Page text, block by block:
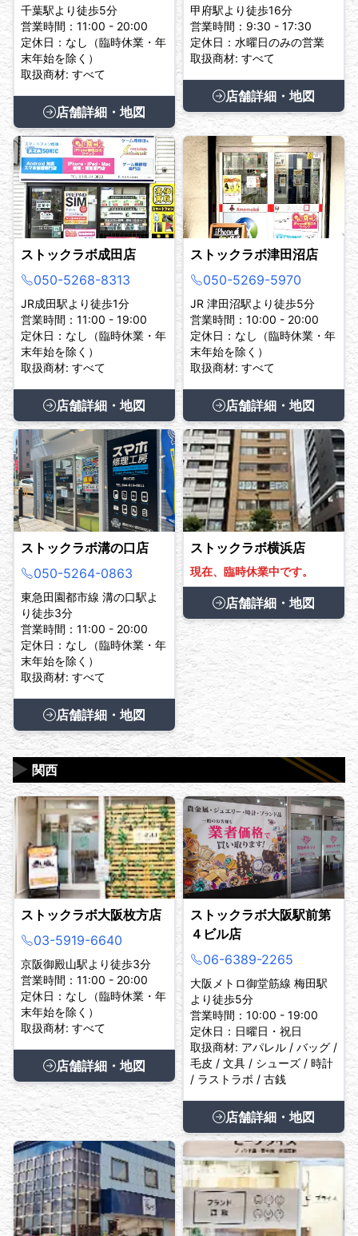
千葉駅より徒歩5分
営業時間：11:00 - 20:00
定休日：なし（臨時休業・年
末年始を除く）
取扱商材: すべて
店舗詳細・地図
甲府駅より徒歩16分
営業時間：9:30 - 17:30
定休日：水曜日のみの営業
取扱商材: すべて
店舗詳細・地図
ストックラボ成田店
050-5268-8313
JR成田駅より徒歩1分
営業時間：11:00 - 19:00
定休日：なし（臨時休業・年
末年始を除く）
取扱商材: すべて
店舗詳細・地図
ストックラボ津田沼店
050-5269-5970
JR 津田沼駅より徒歩5分
営業時間：10:00 - 20:00
定休日：なし（臨時休業・年
末年始を除く）
取扱商材: すべて
店舗詳細・地図
ストックラボ溝の口店
050-5264-0863
東急田園都市線 溝の口駅よ
り徒歩3分
営業時間：11:00 - 20:00
定休日：なし（臨時休業・年
末年始を除く）
取扱商材: すべて
店舗詳細・地図
ストックラボ横浜店
現在、臨時休業中です。
店舗詳細・地図
関西
▶
ストックラボ大阪枚方店
03-5919-6640
京阪御殿山駅より徒歩3分
営業時間：11:00 - 20:00
定休日：なし（臨時休業・年
末年始を除く）
取扱商材: すべて
店舗詳細・地図
ストックラボ大阪駅前第
４ビル店
06-6389-2265
大阪メトロ御堂筋線 梅田駅
より徒歩5分
営業時間：10:00 - 19:00
定休日：日曜日・祝日
取扱商材: アパレル / バッグ /
毛皮 / 文具 / シューズ / 時計
/ ラストラボ / 古銭
店舗詳細・地図